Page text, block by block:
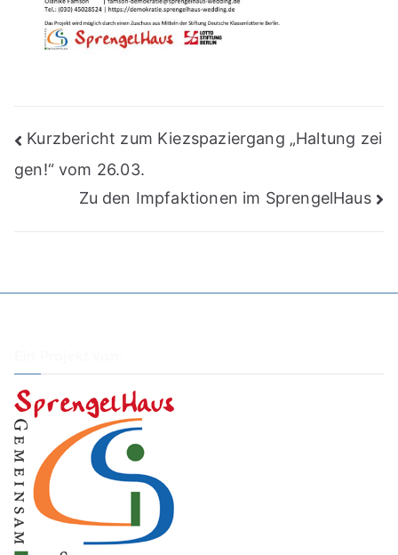
Beitragsnavigation
Kurzbericht zum Kiezspaziergang „Haltung zei
gen!“ vom 26.03.
Zu den Impfaktionen im SprengelHaus